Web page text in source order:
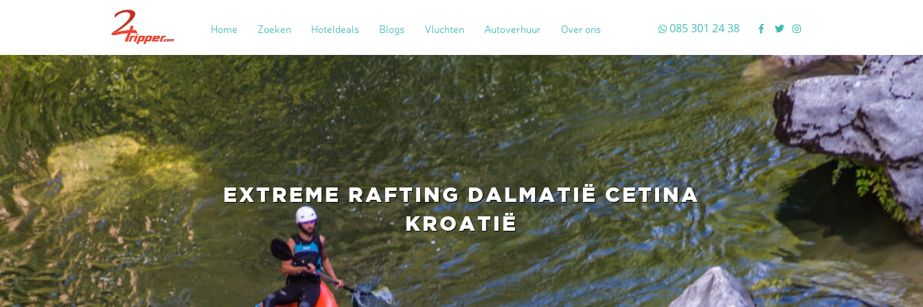
085 301 24 38
Home Zoeken Hoteldeals Blogs Vluchten Autoverhuur Over ons
EXTREME RAFTING DALMATIË CETINA
KROATIË